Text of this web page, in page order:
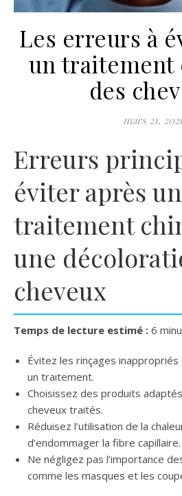
Les erreurs à
un traitement
des
mars 21,
Erreurs
éviter après un
traitement
une
cheveux
Temps de lecture estimé : 6
Évitez les rinçages
un traitement.
Choisissez des produits
cheveux traités.
Réduisez l’utilisation de la
d’endommager la fibre capillaire.
Ne négligez pas l’importance
comme les masques et les